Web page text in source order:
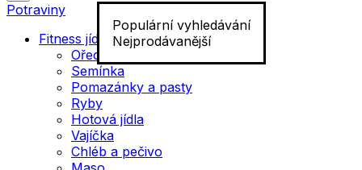
Populární vyhledávání
Nejprodávanější
Potraviny
Fitness jídlo
Ořechy
Semínka
Pomazánky a pasty
Ryby
Hotová jídla
Vajíčka
Chléb a pečivo